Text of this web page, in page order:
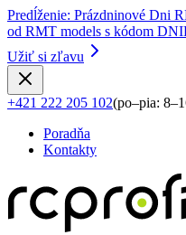
Predĺženie: Prázdninové Dni
od RMT models s kódom
Užiť si zľavu
+421 222 205 102(po–pia:
Poradňa
Kontakty